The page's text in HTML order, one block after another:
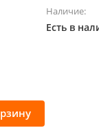
Наличие:
Есть в